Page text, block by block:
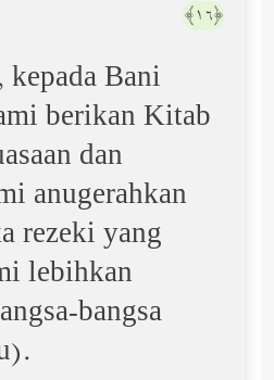
﴿١٦﴾
Bani
berikan Kitab
dan
anugerahkan
rezeki yang
lebihkan
bangsa